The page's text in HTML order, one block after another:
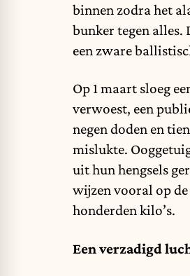
binnen zodra het
bunker tegen alles.
een zware
Op 1 maart sloeg
verwoest, een
negen doden en
mislukte.
uit hun hengsels
wijzen vooral op
honderden kilo’s.
Een verzadigd